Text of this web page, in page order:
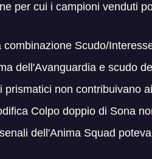
per cui i campioni venduti
Scudo/
dell'Avanguardia e scudo
prismatici non contribuivano
Colpo doppio di Sona
dell'Anima Squad